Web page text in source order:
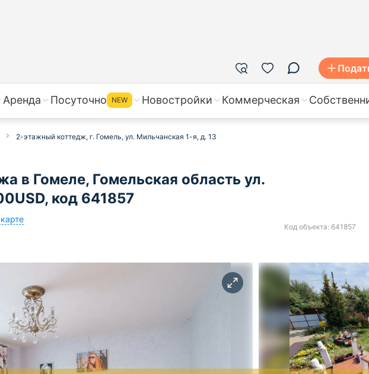
Аренда Посуточно NEW Новостройки Коммерческая
2-этажный коттедж, г. Гомель, ул. Мильчанская 1-я, д. 13
в Гомеле, Гомельская область ул.
код 641857
Код объекта: 641857